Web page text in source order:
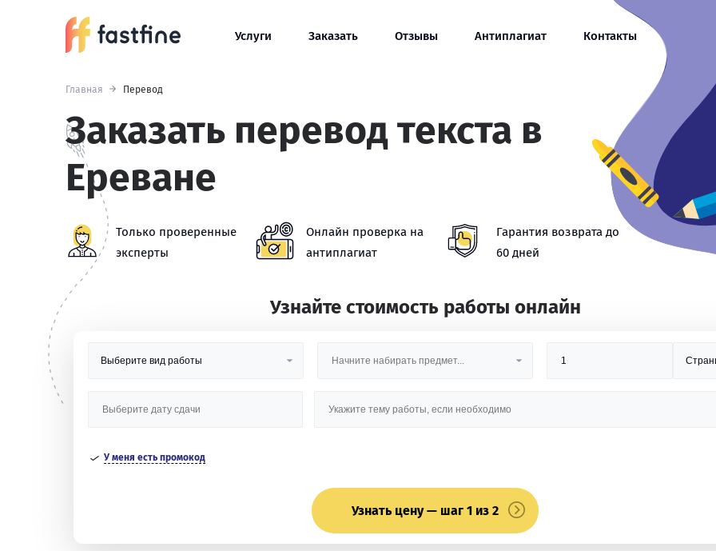
Услуги Заказать Отзывы Антиплагиат Контакты
Главная Перевод
Заказать перевод текста в
Ереване
Только проверенные
эксперты
Онлайн проверка на
антиплагиат
Гарантия возврата до
60 дней
Узнайте стоимость работы онлайн
У меня есть промокод
Узнать цену — шаг 1 из 2